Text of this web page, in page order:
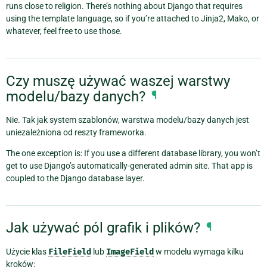
runs close to religion. There’s nothing about Django that requires
using the template language, so if you’re attached to Jinja2, Mako, or
whatever, feel free to use those.
Czy muszę używać waszej warstwy
modelu/bazy danych? ¶
Nie. Tak jak system szablonów, warstwa modelu/bazy danych jest
uniezależniona od reszty frameworka.
The one exception is: If you use a different database library, you won’t
get to use Django’s automatically-generated admin site. That app is
coupled to the Django database layer.
Jak używać pól grafik i plików? ¶
Użycie klas FileField lub ImageField w modelu wymaga kilku
kroków: